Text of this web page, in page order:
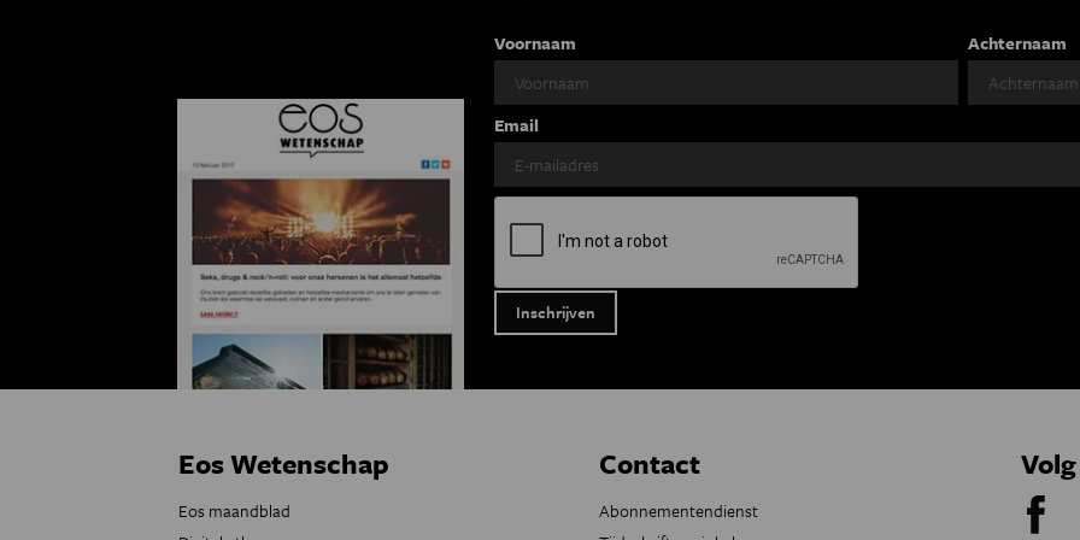
Voornaam Achternaam
Email
Eos Wetenschap
Eos maandblad
Contact
Abonnementendienst